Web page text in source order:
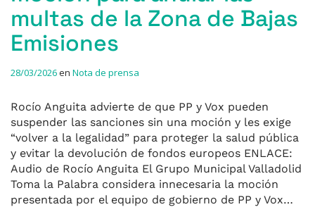
multas de la Zona de Bajas
Emisiones
28/03/2026en Nota de prensa
Rocío Anguita advierte de que PP y Vox pueden
suspender las sanciones sin una moción y les exige
“volver a la legalidad” para proteger la salud pública
y evitar la devolución de fondos europeos ENLACE:
Audio de Rocío Anguita El Grupo Municipal Valladolid
Toma la Palabra considera innecesaria la moción
presentada por el equipo de gobierno de PP y Vox…